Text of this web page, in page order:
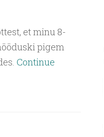
et minu 8-
pigem
Continue